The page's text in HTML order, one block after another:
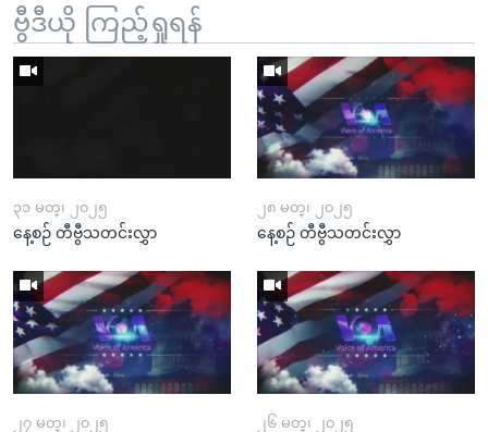
ဗွီဒီယို ကြည့်ရှုရန်
၃၁ မတ္၊ ၂၀၂၅
နေ့စဉ် တီဗွီသတင်းလွှာ
၂၈ မတ္၊ ၂၀၂၅
နေ့စဉ် တီဗွီသတင်းလွှာ
၂၇ မတ္၊ ၂၀၂၅ ၂၆ မတ္၊ ၂၀၂၅